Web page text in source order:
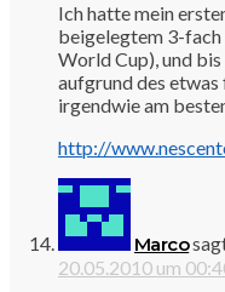
Ich hatte mein
beigelegtem 3-
World Cup), und
aufgrund des
irgendwie am
http://
Marco
20.05.2010 um